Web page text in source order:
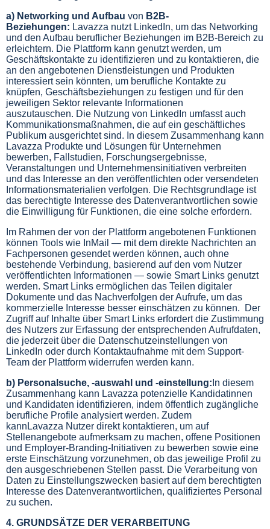
a) Networking und Aufbau von B2B-
Beziehungen: Lavazza nutzt LinkedIn, um das Networking
und den Aufbau beruflicher Beziehungen im B2B-Bereich zu
erleichtern. Die Plattform kann genutzt werden, um
Geschäftskontakte zu identifizieren und zu kontaktieren, die
an den angebotenen Dienstleistungen und Produkten
interessiert sein könnten, um berufliche Kontakte zu
knüpfen, Geschäftsbeziehungen zu festigen und für den
jeweiligen Sektor relevante Informationen
auszutauschen. Die Nutzung von LinkedIn umfasst auch
Kommunikationsmaßnahmen, die auf ein geschäftliches
Publikum ausgerichtet sind. In diesem Zusammenhang kann
Lavazza Produkte und Lösungen für Unternehmen
bewerben, Fallstudien, Forschungsergebnisse,
Veranstaltungen und Unternehmensinitiativen verbreiten
und das Interesse an den veröffentlichten oder versendeten
Informationsmaterialien verfolgen. Die Rechtsgrundlage ist
das berechtigte Interesse des Datenverantwortlichen sowie
die Einwilligung für Funktionen, die eine solche erfordern.
Im Rahmen der von der Plattform angebotenen Funktionen
können Tools wie InMail — mit dem direkte Nachrichten an
Fachpersonen gesendet werden können, auch ohne
bestehende Verbindung, basierend auf den vom Nutzer
veröffentlichten Informationen — sowie Smart Links genutzt
werden. Smart Links ermöglichen das Teilen digitaler
Dokumente und das Nachverfolgen der Aufrufe, um das
kommerzielle Interesse besser einschätzen zu können. Der
Zugriff auf Inhalte über Smart Links erfordert die Zustimmung
des Nutzers zur Erfassung der entsprechenden Aufrufdaten,
die jederzeit über die Datenschutzeinstellungen von
LinkedIn oder durch Kontaktaufnahme mit dem Support-
Team der Plattform widerrufen werden kann.
b) Personalsuche, -auswahl und -einstellung: In diesem
Zusammenhang kann Lavazza potenzielle Kandidatinnen
und Kandidaten identifizieren, indem öffentlich zugängliche
berufliche Profile analysiert werden. Zudem
kannLavazza Nutzer direkt kontaktieren, um auf
Stellenangebote aufmerksam zu machen, offene Positionen
und Employer‑Branding‑ Initiativen zu bewerben sowie eine
erste Einschätzung vorzunehmen, ob das jeweilige Profil zu
den ausgeschriebenen Stellen passt. Die Verarbeitung von
Daten zu Einstellungszwecken basiert auf dem berechtigten
Interesse des Datenverantwortlichen, qualifiziertes Personal
zu suchen.
4. GRUNDSÄTZE DER VERARBEITUNG